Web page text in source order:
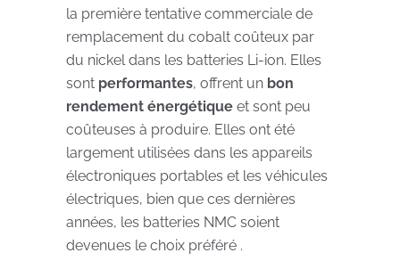
la première tentative commerciale de
remplacement du cobalt coûteux par
du nickel dans les batteries Li-ion. Elles
sont performantes, offrent un bon
rendement énergétique et sont peu
coûteuses à produire. Elles ont été
largement utilisées dans les appareils
électroniques portables et les véhicules
électriques, bien que ces dernières
années, les batteries NMC soient
devenues le choix préféré .